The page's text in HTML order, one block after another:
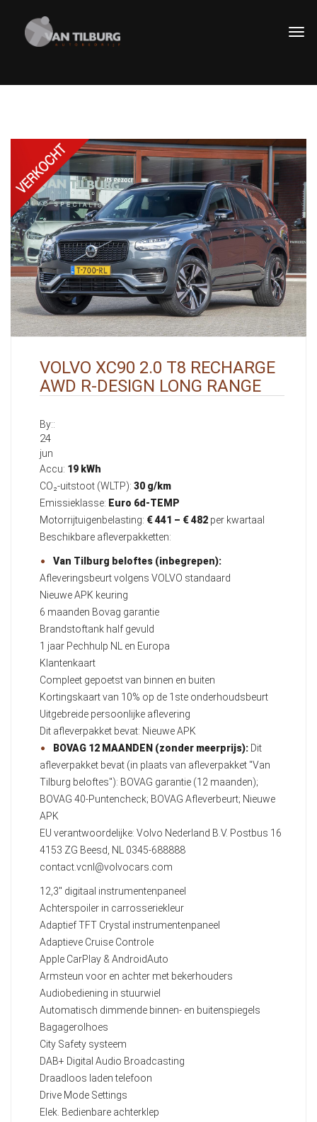
VOLVO XC90 2.0 T8 RECHARGE
AWD R-DESIGN LONG RANGE
By::
24
jun
Accu: 19 kWh
CO₂-uitstoot (WLTP): 30 g/km
Emissieklasse: Euro 6d-TEMP
Motorrijtuigenbelasting: € 441 – € 482 per kwartaal
Beschikbare afleverpakketten:
Van Tilburg beloftes (inbegrepen):
Afleveringsbeurt volgens VOLVO standaard
Nieuwe APK keuring
6 maanden Bovag garantie
Brandstoftank half gevuld
1 jaar Pechhulp NL en Europa
Klantenkaart
Compleet gepoetst van binnen en buiten
Kortingskaart van 10% op de 1ste onderhoudsbeurt
Uitgebreide persoonlijke aflevering
Dit afleverpakket bevat: Nieuwe APK
BOVAG 12 MAANDEN (zonder meerprijs): Dit
afleverpakket bevat (in plaats van afleverpakket "Van
Tilburg beloftes"): BOVAG garantie (12 maanden);
BOVAG 40-Puntencheck; BOVAG Afleverbeurt; Nieuwe
APK
EU verantwoordelijke: Volvo Nederland B.V. Postbus 16
4153 ZG Beesd, NL 0345-688888
contact.vcnl@volvocars.com
12,3" digitaal instrumentenpaneel
Achterspoiler in carrosseriekleur
Adaptief TFT Crystal instrumentenpaneel
Adaptieve Cruise Controle
Apple CarPlay & AndroidAuto
Armsteun voor en achter met bekerhouders
Audiobediening in stuurwiel
Automatisch dimmende binnen- en buitenspiegels
Bagagerolhoes
City Safety systeem
DAB+ Digital Audio Broadcasting
Draadloos laden telefoon
Drive Mode Settings
Elek. Bedienbare achterklep